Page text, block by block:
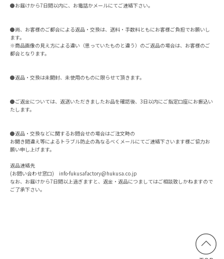
●お届けから7日間以内に、お電話かメールにてご連絡下さい。
●尚、お客様のご都合による返品・交換は、送料・手数料ともにお客様ご負担でお願いし
ます。
※商品画像の見え方による違い（思っていたものと違う）のご返品の場合は、お客様のご
都合となります。
●返品・交換は未開封、未使用のものに限らせて頂きます。
●ご返金については、返送いただきましたお品を確認後、3日以内にご指定口座にお振込い
たします。
●返品・交換などに関するお問合せの場合はご注文時の
お聞き間違え等によるトラブル防止の為なるべくメールにてご連絡下さいます様ご協力お
願い申し上げます。
返品連絡先
(お問い合わせ窓口) info-fukusafactory@hukusa.co.jp
なお、お届けから7日間以上過ぎますと、返金・返品につましてはご相談致しかねますので
ご了承下さい。